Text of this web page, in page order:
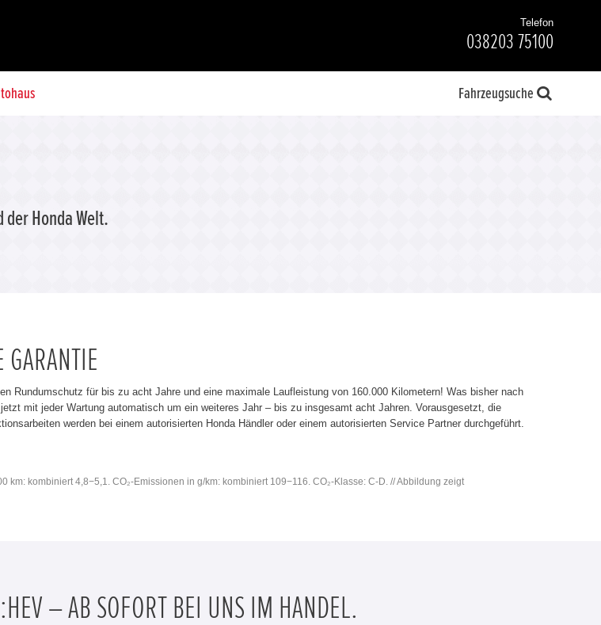
Telefon
038203 75100
Fahrzeugsuche
der Honda Welt.
Rundumschutz für bis zu acht Jahre und eine maximale Laufleistung von 160.000 Kilometern! Was bisher nach
mit jeder Wartung automatisch um ein weiteres Jahr – bis zu insgesamt acht Jahren. Vorausgesetzt, die
werden bei einem autorisierten Honda Händler oder einem autorisierten Service Partner durchgeführt.
km: kombiniert 4,8−5,1. CO₂-Emissionen in g/km: kombiniert 109−116. CO₂-Klasse: C-D. // Abbildung zeigt
– AB SOFORT BEI UNS IM HANDEL.